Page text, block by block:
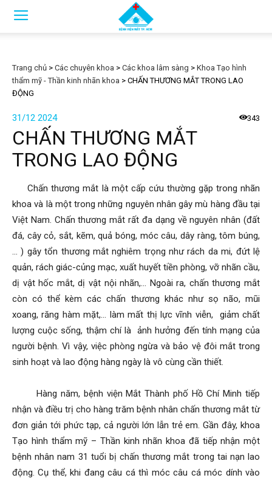
Trang chủ > Các chuyên khoa > Các khoa lâm sàng > Khoa Tạo hình
thẩm mỹ - Thần kinh nhãn khoa > CHẤN THƯƠNG MẮT TRONG LAO
ĐỘNG
31/12 2024 343
CHẤN THƯƠNG MẮT
TRONG LAO ĐỘNG
Chấn thương mắt là một cấp cứu thường gặp trong nhãn
khoa và là một trong những nguyên nhân gây mù hàng đầu tại
Việt Nam. Chấn thương mắt rất đa dạng về nguyên nhân (đất
đá, cây cỏ, sắt, kẽm, quả bóng, móc câu, dây ràng, tôm búng,
… ) gây tổn thương mắt nghiêm trọng như rách da mi, đứt lệ
quản, rách giác-củng mạc, xuất huyết tiền phòng, vỡ nhãn cầu,
dị vật hốc mắt, dị vật nội nhãn,… Ngoài ra, chấn thương mắt
còn có thể kèm các chấn thương khác như sọ não, mũi
xoang, răng hàm mặt,… làm mất thị lực vĩnh viễn, giảm chất
lượng cuộc sống, thậm chí là ảnh hưởng đến tính mạng của
người bệnh. Vì vậy, việc phòng ngừa và bảo vệ đôi mắt trong
sinh hoạt và lao động hàng ngày là vô cùng cần thiết.
Hàng năm, bệnh viện Mắt Thành phố Hồ Chí Minh tiếp
nhận và điều trị cho hàng trăm bệnh nhân chấn thương mắt từ
đơn giản tới phức tạp, cả người lớn lẫn trẻ em. Gần đây, khoa
Tạo hình thẩm mỹ – Thần kinh nhãn khoa đã tiếp nhận một
bệnh nhân nam 31 tuổi bị chấn thương mắt trong tai nạn lao
động. Cụ thể, khi đang câu cá thì móc câu cá móc dính vào